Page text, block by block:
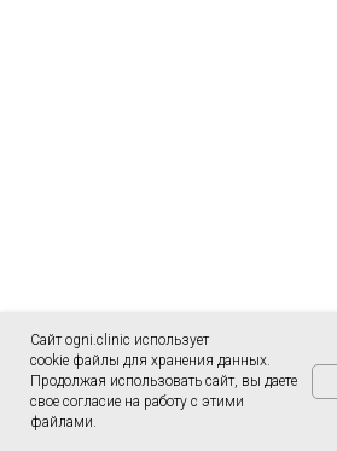
Сайт ogni.clinic использует
cookie файлы для хранения данных.
Продолжая использовать сайт, вы даете
свое согласие на работу с этими
файлами.